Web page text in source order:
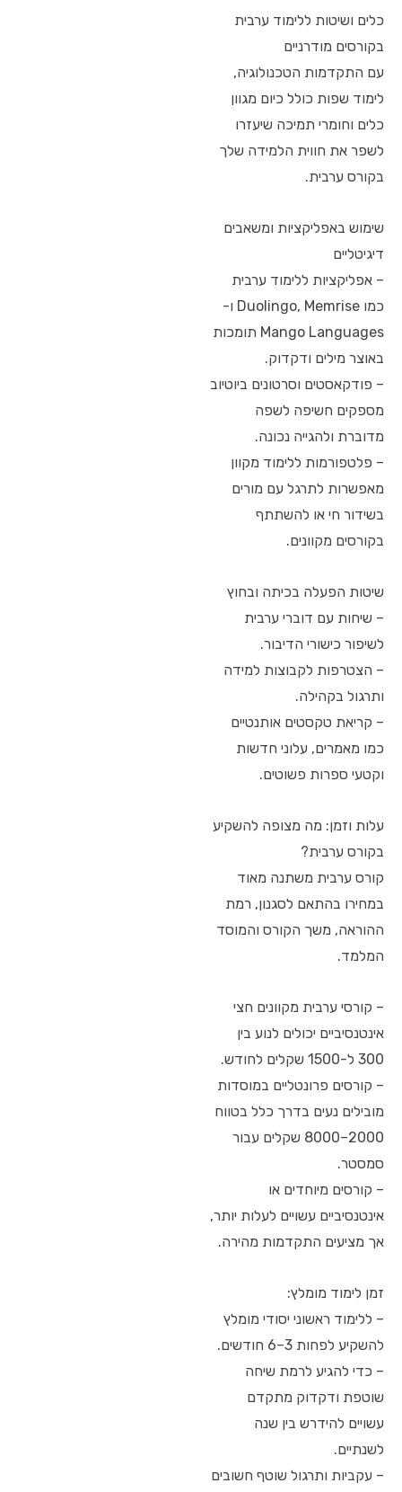
כלים ושיטות ללימוד ערבית
בקורסים מודרניים
עם התקדמות הטכנולוגיה,
לימוד שפות כולל כיום מגוון
כלים וחומרי תמיכה שיעזרו
לשפר את חווית הלמידה שלך
בקורס ערבית.
שימוש באפליקציות ומשאבים
דיגיטליים
– אפליקציות ללימוד ערבית
כמו Duolingo, Memrise ו-
Mango Languages תומכות
באוצר מילים ודקדוק.
– פודקאסטים וסרטונים ביוטיוב
מספקים חשיפה לשפה
מדוברת ולהגייה נכונה.
– פלטפורמות ללימוד מקוון
מאפשרות לתרגל עם מורים
בשידור חי או להשתתף
בקורסים מקוונים.
שיטות הפעלה בכיתה ובחוץ
– שיחות עם דוברי ערבית
לשיפור כישורי הדיבור.
– הצטרפות לקבוצות למידה
ותרגול בקהילה.
– קריאת טקסטים אותנטיים
כמו מאמרים, עלוני חדשות
וקטעי ספרות פשוטים.
עלות וזמן: מה מצופה להשקיע
בקורס ערבית?
קורס ערבית משתנה מאוד
במחירו בהתאם לסגנון, רמת
ההוראה, משך הקורס והמוסד
המלמד.
– קורסי ערבית מקוונים חצי
אינטנסיביים יכולים לנוע בין
300 ל-1500 שקלים לחודש.
– קורסים פרונטליים במוסדות
מובילים נעים בדרך כלל בטווח
2000–8000 שקלים עבור
סמסטר.
– קורסים מיוחדים או
אינטנסיביים עשויים לעלות יותר,
אך מציעים התקדמות מהירה.
זמן לימוד מומלץ:
– ללימוד ראשוני יסודי מומלץ
להשקיע לפחות 3–6 חודשים.
– כדי להגיע לרמת שיחה
שוטפת ודקדוק מתקדם
עשויים להידרש בין שנה
לשנתיים.
– עקביות ותרגול שוטף חשובים